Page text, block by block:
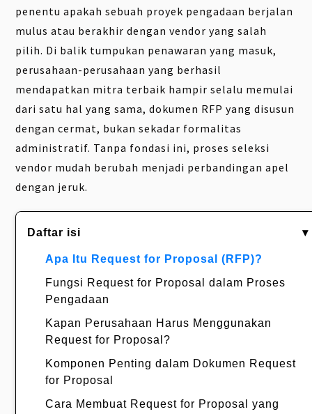
penentu apakah sebuah proyek pengadaan berjalan
mulus atau berakhir dengan vendor yang salah
pilih. Di balik tumpukan penawaran yang masuk,
perusahaan-perusahaan yang berhasil
mendapatkan mitra terbaik hampir selalu memulai
dari satu hal yang sama, dokumen RFP yang disusun
dengan cermat, bukan sekadar formalitas
administratif. Tanpa fondasi ini, proses seleksi
vendor mudah berubah menjadi perbandingan apel
dengan jeruk.
Daftar isi ▾
Apa Itu Request for Proposal (RFP)?
Fungsi Request for Proposal dalam Proses
Pengadaan
Kapan Perusahaan Harus Menggunakan
Request for Proposal?
Komponen Penting dalam Dokumen Request
for Proposal
Cara Membuat Request for Proposal yang